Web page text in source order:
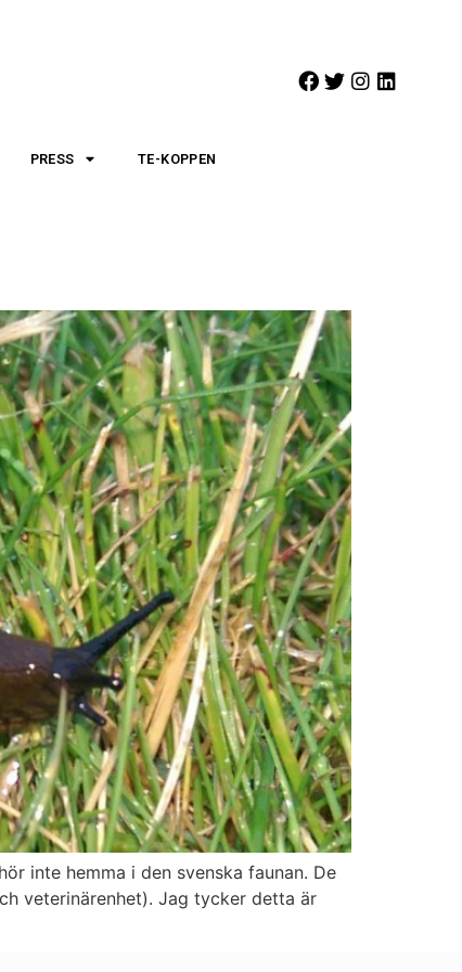
PRESS TE-KOPPEN
inte hemma i den svenska faunan. De
veterinärenhet). Jag tycker detta är